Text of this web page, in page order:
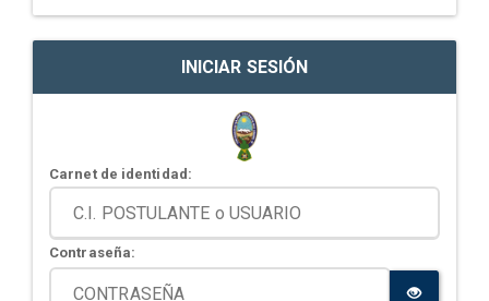
INICIAR SESIÓN
Carnet de identidad:
Contraseña: